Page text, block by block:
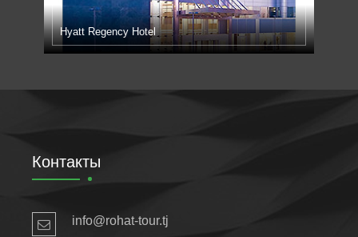
Hyatt Regency Hotel
Контакты
info@rohat-tour.tj